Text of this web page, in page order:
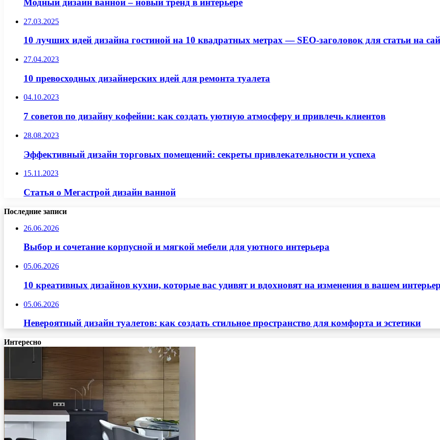
Модный дизайн ванной – новый тренд в интерьере
27.03.2025
10 лучших идей дизайна гостиной на 10 квадратных метрах — SEO-заголовок для статьи на
27.04.2023
10 превосходных дизайнерских идей для ремонта туалета
04.10.2023
7 советов по дизайну кофейни: как создать уютную атмосферу и привлечь клиентов
28.08.2023
Эффективный дизайн торговых помещений: секреты привлекательности и успеха
15.11.2023
Статья о Мегастрой дизайн ванной
Последние записи
26.06.2026
Выбор и сочетание корпусной и мягкой мебели для уютного интерьера
05.06.2026
10 креативных дизайнов кухни, которые вас удивят и вдохновят на изменения в вашем
05.06.2026
Невероятный дизайн туалетов: как создать стильное пространство для комфорта и эстетики
Интересно